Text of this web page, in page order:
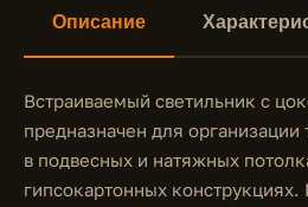
Описание
Встраиваемый светильник с
предназначен для
в подвесных и натяжных
гипсокартонных